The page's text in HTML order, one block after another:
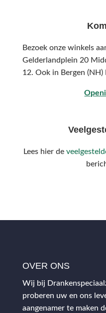
Bezoek onze winkels
Gelderlandplein 20
12. Ook in Bergen
Lees hier de
OVER ONS
Wij bij
proberen uw en ons
aangenamer te maken